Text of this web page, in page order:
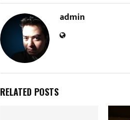
admin
RELATED POSTS